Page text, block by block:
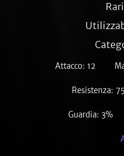
Attacco: 12
Resistenza: 75
Guardia: 3%